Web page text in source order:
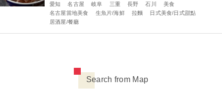
愛知 名古屋 岐阜 三重 長野 石川
美食
名古屋當地美食
生魚片/海鮮 拉麵
日式美食/日式甜點
居酒屋/餐廳
Search from Map